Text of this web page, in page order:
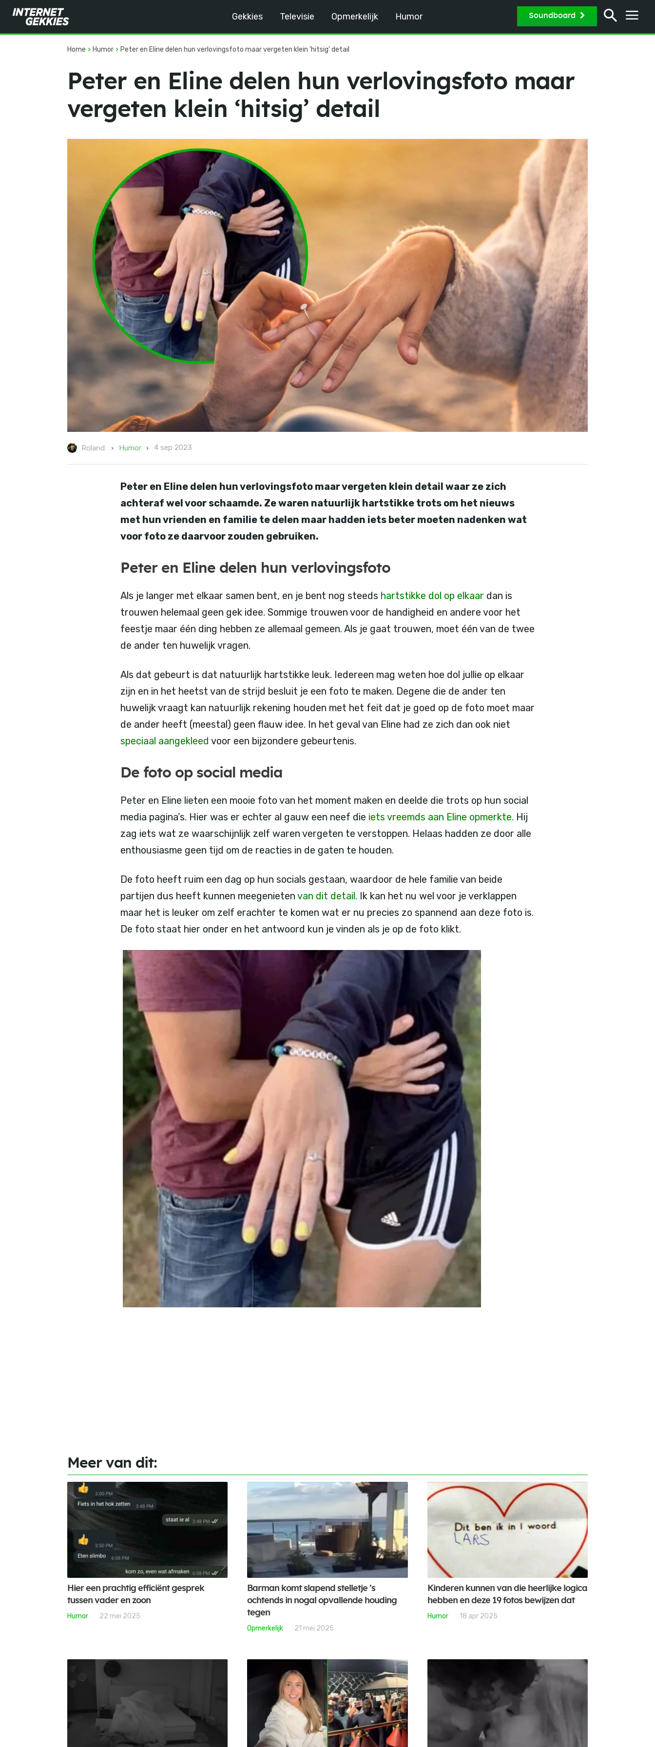
Gekkies Televisie Opmerkelijk Humor Soundboard
Home Humor Peter en Eline delen hun verlovingsfoto maar vergeten klein 'hitsig' detail
Peter en Eline delen hun verlovingsfoto maar
vergeten klein ‘hitsig’ detail
Roland Humor 4 sep 2023
Peter en Eline delen hun verlovingsfoto maar vergeten klein detail waar ze zich
achteraf wel voor schaamde. Ze waren natuurlijk hartstikke trots om het nieuws
met hun vrienden en familie te delen maar hadden iets beter moeten nadenken wat
voor foto ze daarvoor zouden gebruiken.
Peter en Eline delen hun verlovingsfoto
Als je langer met elkaar samen bent, en je bent nog steeds hartstikke dol op elkaar dan is
trouwen helemaal geen gek idee. Sommige trouwen voor de handigheid en andere voor het
feestje maar één ding hebben ze allemaal gemeen. Als je gaat trouwen, moet één van de twee
de ander ten huwelijk vragen.
Als dat gebeurt is dat natuurlijk hartstikke leuk. Iedereen mag weten hoe dol jullie op elkaar
zijn en in het heetst van de strijd besluit je een foto te maken. Degene die de ander ten
huwelijk vraagt kan natuurlijk rekening houden met het feit dat je goed op de foto moet maar
de ander heeft (meestal) geen flauw idee. In het geval van Eline had ze zich dan ook niet
speciaal aangekleed voor een bijzondere gebeurtenis.
De foto op social media
Peter en Eline lieten een mooie foto van het moment maken en deelde die trots op hun social
media pagina’s. Hier was er echter al gauw een neef die iets vreemds aan Eline opmerkte. Hij
zag iets wat ze waarschijnlijk zelf waren vergeten te verstoppen. Helaas hadden ze door alle
enthousiasme geen tijd om de reacties in de gaten te houden.
De foto heeft ruim een dag op hun socials gestaan, waardoor de hele familie van beide
partijen dus heeft kunnen meegenieten van dit detail. Ik kan het nu wel voor je verklappen
maar het is leuker om zelf erachter te komen wat er nu precies zo spannend aan deze foto is.
De foto staat hier onder en het antwoord kun je vinden als je op de foto klikt.
Meer van dit:
Hier een prachtig efficiënt gesprek
tussen vader en zoon
Humor 22 mei 2025
Barman komt slapend stelletje ’s
ochtends in nogal opvallende houding
tegen
Opmerkelijk 21 mei 2025
Kinderen kunnen van die heerlijke logica
hebben en deze 19 fotos bewijzen dat
Humor 18 apr 2025